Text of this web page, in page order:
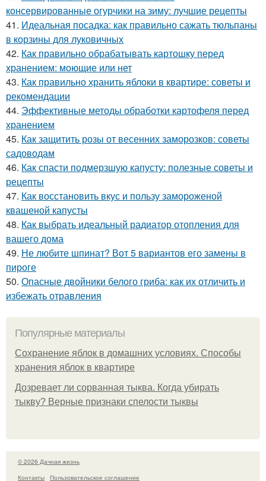
консервированные огурчики на зиму: лучшие рецепты
41. Идеальная посадка: как правильно сажать тюльпаны
в корзины для луковичных
42. Как правильно обрабатывать картошку перед
хранением: моющие или нет
43. Как правильно хранить яблоки в квартире: советы и
рекомендации
44. Эффективные методы обработки картофеля перед
хранением
45. Как защитить розы от весенних заморозков: советы
садоводам
46. Как спасти подмерзшую капусту: полезные советы и
рецепты
47. Как восстановить вкус и пользу замороженой
квашеной капусты
48. Как выбрать идеальный радиатор отопления для
вашего дома
49. Не любите шпинат? Вот 5 вариантов его замены в
пироге
50. Опасные двойники белого гриба: как их отличить и
избежать отравления
Популярные материалы
Сохранение яблок в домашних условиях. Способы
хранения яблок в квартире
Дозревает ли сорванная тыква. Когда убирать
тыкву? Верные признаки спелости тыквы
© 2026 Дачная жизнь
Контакты
Пользовательское соглашение